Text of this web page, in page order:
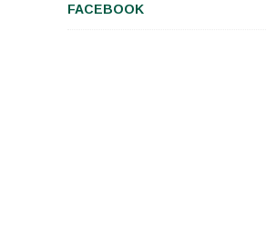
FACEBOOK